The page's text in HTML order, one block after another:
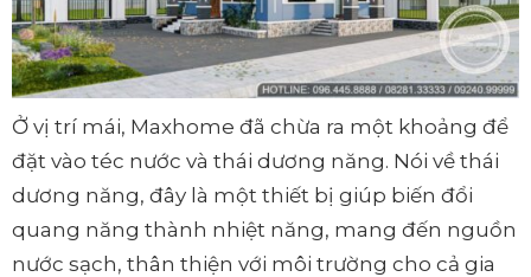
Ở vị trí mái, Maxhome đã chừa ra một khoảng để
đặt vào téc nước và thái dương năng. Nói về thái
dương năng, đây là một thiết bị giúp biến đổi
quang năng thành nhiệt năng, mang đến nguồn
nước sạch, thân thiện với môi trường cho cả gia